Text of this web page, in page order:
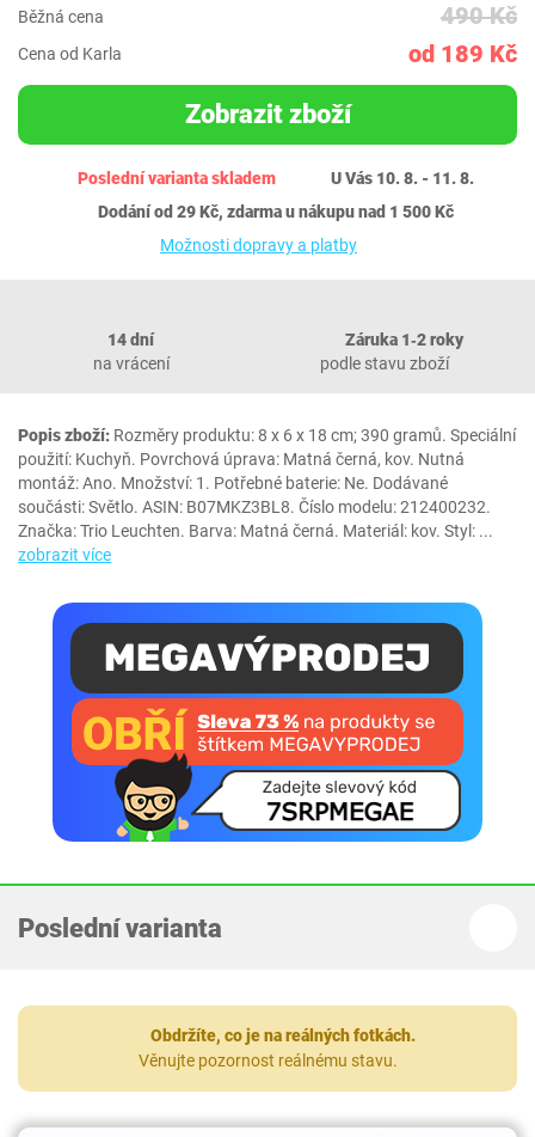
Běžná cena 490 Kč
Cena od Karla od 189 Kč
Zobrazit zboží
Poslední varianta skladem
U Vás 10. 8. - 11. 8.
Dodání od 29 Kč, zdarma u nákupu nad 1 500 Kč
Možnosti dopravy a platby
14 dní
na vrácení
Záruka 1‐2 roky
podle stavu zboží
Popis zboží: Rozměry produktu: 8 x 6 x 18 cm; 390 gramů. Speciální
použití: Kuchyň. Povrchová úprava: Matná černá, kov. Nutná
montáž: Ano. Množství: 1. Potřebné baterie: Ne. Dodávané
součásti: Světlo. ASIN: B07MKZ3BL8. Číslo modelu: 212400232.
Značka: Trio Leuchten. Barva: Matná černá. Materiál: kov. Styl: ...
zobrazit více
Poslední varianta
Obdržíte, co je na reálných fotkách.
Věnujte pozornost reálnému stavu.